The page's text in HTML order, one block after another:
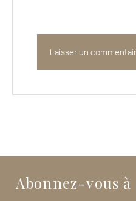
Abonnez-vous